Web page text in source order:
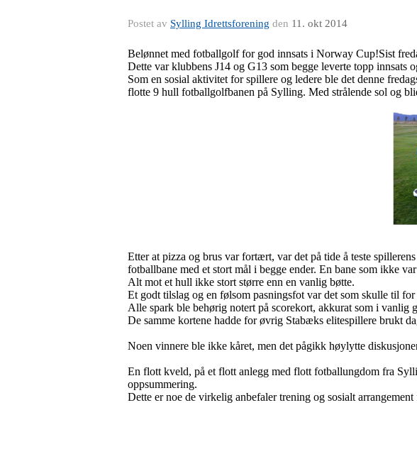
Postet av Sylling Idrettsforening den 11. okt 2014
Belønnet med fotballgolf for god innsats i Norway Cup!Sist
Dette var klubbens J14 og G13 som begge leverte topp innsats
Som en sosial aktivitet for spillere og ledere ble det denne
flotte 9 hull fotballgolfbanen på Sylling. Med strålende sol og
Etter at pizza og brus var fortært, var det på tide å teste
fotballbane med et stort mål i begge ender. En bane som ikke
Alt mot et hull ikke stort større enn en vanlig bøtte.
Et godt tilslag og en følsom pasningsfot var det som skulle til
Alle spark ble behørig notert på scorekort, akkurat som i vanlig
De samme kortene hadde for øvrig Stabæks elitespillere brukt
Noen vinnere ble ikke kåret, men det pågikk høylytte
En flott kveld, på et flott anlegg med flott fotballungdom fra
oppsummering.
Dette er noe de virkelig anbefaler trening og sosialt